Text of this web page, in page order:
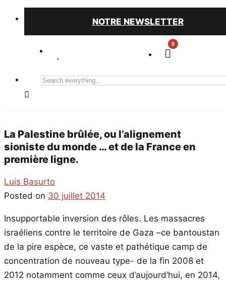
NOTRE NEWSLETTER
0
Search
La Palestine brûlée, ou l’alignement
sioniste du monde … et de la France en
première ligne.
Luis Basurto
Posted on 30 juillet 2014
Insupportable inversion des rôles. Les massacres
israéliens contre le territoire de Gaza –ce bantoustan
de la pire espèce, ce vaste et pathétique camp de
concentration de nouveau type- de la fin 2008 et
2012 notamment comme ceux d’aujourd’hui, en 2014,